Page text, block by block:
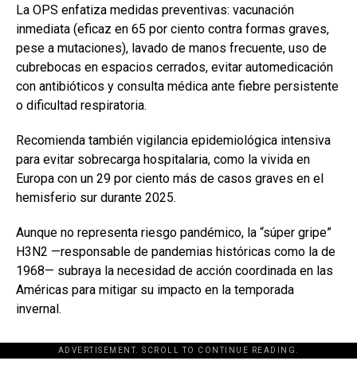
La OPS enfatiza medidas preventivas: vacunación
inmediata (eficaz en 65 por ciento contra formas graves,
pese a mutaciones), lavado de manos frecuente, uso de
cubrebocas en espacios cerrados, evitar automedicación
con antibióticos y consulta médica ante fiebre persistente
o dificultad respiratoria.
Recomienda también vigilancia epidemiológica intensiva
para evitar sobrecarga hospitalaria, como la vivida en
Europa con un 29 por ciento más de casos graves en el
hemisferio sur durante 2025.
Aunque no representa riesgo pandémico, la “súper gripe”
H3N2 —responsable de pandemias históricas como la de
1968— subraya la necesidad de acción coordinada en las
Américas para mitigar su impacto en la temporada
invernal.
ADVERTISEMENT. SCROLL TO CONTINUE READING.